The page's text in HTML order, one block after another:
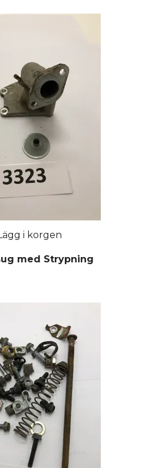
i korgen
med Strypning